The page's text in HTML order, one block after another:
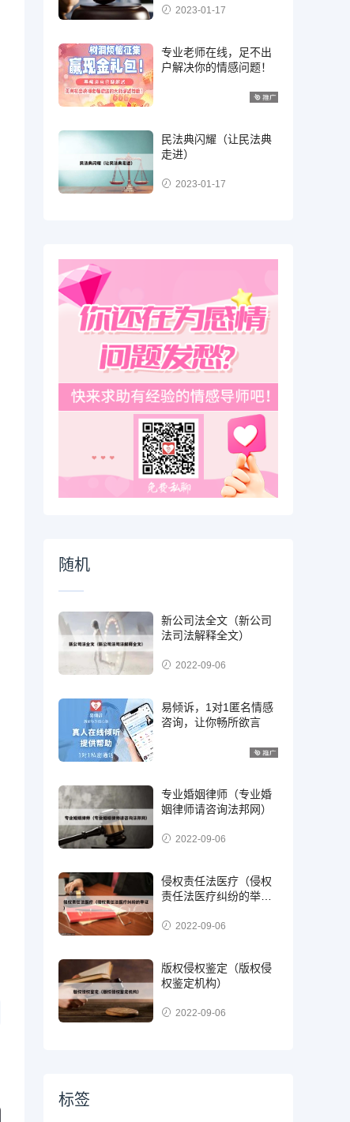
2023-01-17
专业老师在线，足不出
户解决你的情感问题！
民法典闪耀（让民法典
走进）
2023-01-17
随机
新公司法全文（新公司
法司法解释全文）
2022-09-06
易倾诉，1对1匿名情感
咨询，让你畅所欲言
专业婚姻律师（专业婚
姻律师请咨询法邦网）
2022-09-06
侵权责任法医疗（侵权
责任法医疗纠纷的举
2022-09-06
版权侵权鉴定（版权侵
权鉴定机构）
2022-09-06
标签